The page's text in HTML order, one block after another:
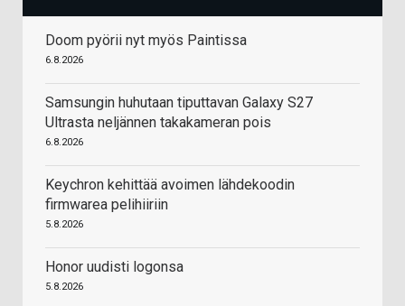
Doom pyörii nyt myös Paintissa
6.8.2026
Samsungin huhutaan tiputtavan Galaxy S27
Ultrasta neljännen takakameran pois
6.8.2026
Keychron kehittää avoimen lähdekoodin
firmwarea pelihiiriin
5.8.2026
Honor uudisti logonsa
5.8.2026